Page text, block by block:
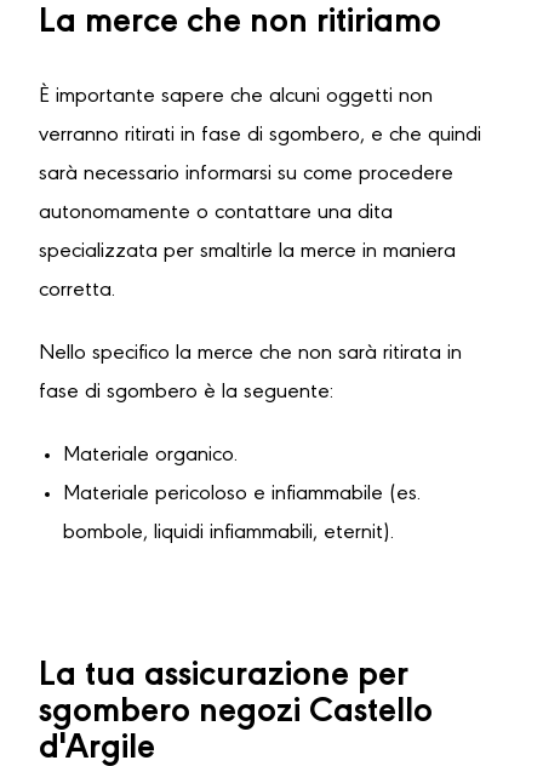
La merce che non ritiriamo
È importante sapere che alcuni oggetti non
verranno ritirati in fase di sgombero, e che quindi
sarà necessario informarsi su come procedere
autonomamente o contattare una dita
specializzata per smaltirle la merce in maniera
corretta.
Nello specifico la merce che non sarà ritirata in
fase di sgombero è la seguente:
Materiale organico.
Materiale pericoloso e infiammabile (es.
bombole, liquidi infiammabili, eternit).
La tua assicurazione per
sgombero negozi Castello
d'Argile